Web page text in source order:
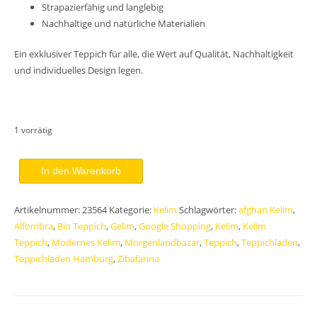
Strapazierfähig und langlebig
Nachhaltige und natürliche Materialien
Ein exklusiver Teppich für alle, die Wert auf Qualität, Nachhaltigkeit
und individuelles Design legen.
1 vorrätig
Designer
Kelim
218x153
Unikat
Handgewebt
Menge
In den Warenkorb
Artikelnummer:23564 Kategorie: Kelim Schlagwörter:afghan Kelim,
Alfombra, Bio Teppich,Gelim,Google Shopping, Kelim, Kelim
Teppich, Modernes Kelim, Morgenlandbazar,Teppich,Teppichladen,
Teppichladen Hamburg,Zibafarina